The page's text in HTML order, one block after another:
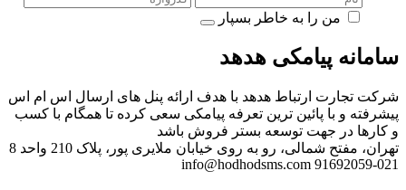
من را به خاطر بسپار
سامانه پیامکی هدهد
شرکت تجارت ارتباط هدهد با هدف ارائه پنل های ارسال اس ام اس
پیشرفته و با پائین ترین تعرفه پیامکی سعی کرده تا همگام با کسب
و کارها در جهت توسعه بستر فروش باشد
تهران، مفتح شمالی، رو به روی خیابان ملایری پور، پلاک 210 واحد 8
021-91692059
info@hodhodsms.com